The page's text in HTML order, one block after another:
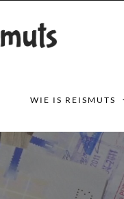
WIE IS REISMUTS